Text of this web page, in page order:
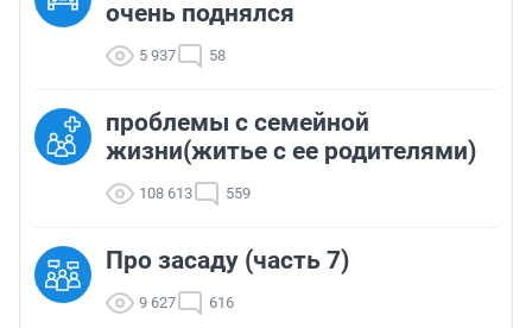
очень поднялся
5 937 58
проблемы с семейной
жизни(житье с ее родителями)
108 613 559
Про засаду (часть 7)
9 627 616